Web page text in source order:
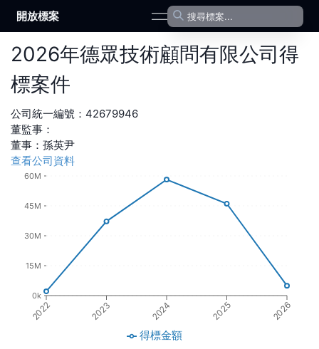
開放標案 open navigation menu
2026年德眾技術顧問有限公司得
標案件
公司統一編號： 42679946
董監事：
董事 ： 孫英尹
查看公司資料
2022 2023 2024 2025 2026
0k
15M
30M
45M
60M
得標金額